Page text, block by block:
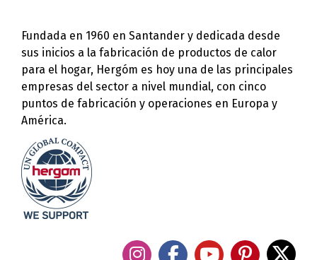
Fundada en 1960 en Santander y dedicada desde
sus inicios a la fabricación de productos de calor
para el hogar, Hergóm es hoy una de las principales
empresas del sector a nivel mundial, con cinco
puntos de fabricación y operaciones en Europa y
América.